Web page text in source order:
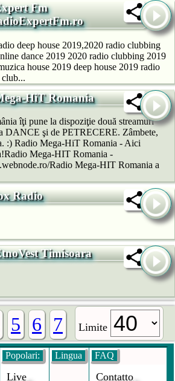
Fm
deep house 2019,2020 radio clubbing
dance 2019 2020 radio clubbing 2019
house 2019 deep house 2019 radio
club...
HiT Romania
îţi pune la dispoziţie două streamuri
DANCE şi de PETRECERE. Zâmbete,
:) Radio Mega-HiT Romania - Aici
Mega-HIT Romania -
Radio Mega-HIT Romania a
Radio
Timisoara
5 6 7 Limite
Popolari:
Live
Lingua FAQ
Contatto